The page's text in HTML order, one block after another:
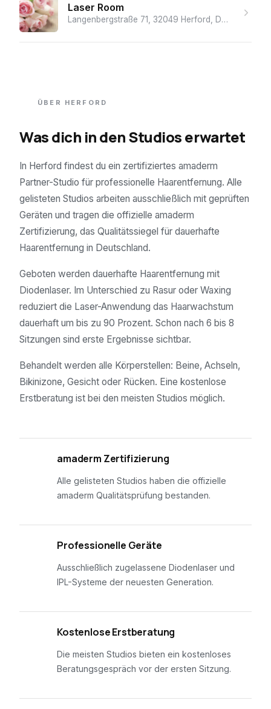
Laser Room
Langenbergstraße 71, 32049 Herford, Deutschland
ÜBER HERFORD
Was dich in den Studios erwartet
In Herford findest du ein zertifiziertes amaderm
Partner-Studio für professionelle Haarentfernung. Alle
gelisteten Studios arbeiten ausschließlich mit geprüften
Geräten und tragen die offizielle amaderm
Zertifizierung, das Qualitätssiegel für dauerhafte
Haarentfernung in Deutschland.
Geboten werden dauerhafte Haarentfernung mit
Diodenlaser. Im Unterschied zu Rasur oder Waxing
reduziert die Laser-Anwendung das Haarwachstum
dauerhaft um bis zu 90 Prozent. Schon nach 6 bis 8
Sitzungen sind erste Ergebnisse sichtbar.
Behandelt werden alle Körperstellen: Beine, Achseln,
Bikinizone, Gesicht oder Rücken. Eine kostenlose
Erstberatung ist bei den meisten Studios möglich.
amaderm Zertifizierung
Alle gelisteten Studios haben die offizielle
amaderm Qualitätsprüfung bestanden.
Professionelle Geräte
Ausschließlich zugelassene Diodenlaser und
IPL-Systeme der neuesten Generation.
Kostenlose Erstberatung
Die meisten Studios bieten ein kostenloses
Beratungsgespräch vor der ersten Sitzung.